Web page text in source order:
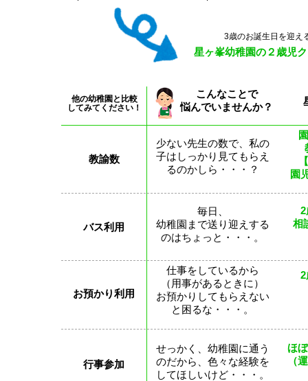
星ヶ峯幼稚園の２歳児
3歳のお誕生日を迎え
行事参加
せっかく、幼稚園に通う
のだから、色々な経験を
してほしいけど・・・。
園
2
相
2
ほ
（
教諭数
バス利用
お預かり利用
他の幼稚園と比較
してみてください！
こんなことで
悩んでいませんか？
少ない先生の数で、私の
子はしっかり見てもらえ
るのかしら・・・？
毎日、
幼稚園まで送り迎えする
のはちょっと・・・。
仕事をしているから
（用事があるときに）
お預かりしてもらえない
と困るな・・・。